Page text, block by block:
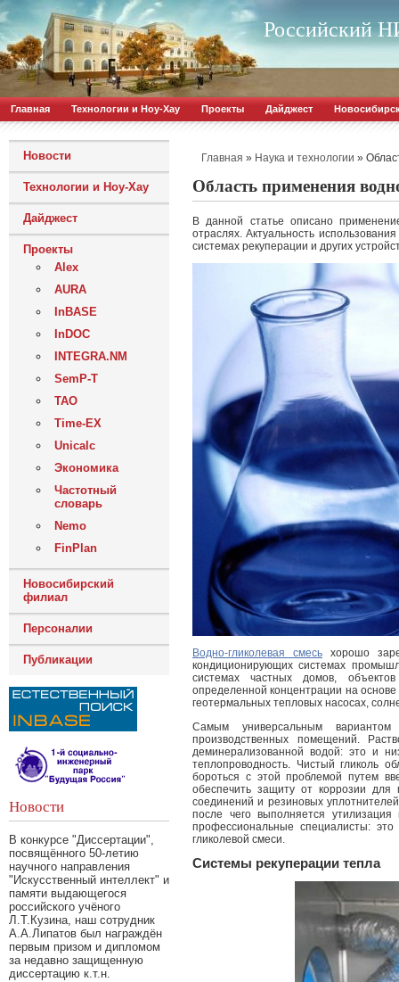
Российский
Главная Технологии и Ноу-Хау Проекты Дайджест
Новости
Технологии и Ноу-Хау
Дайджест
Проекты
Alex
AURA
InBASE
InDOC
INTEGRA.NM
SemP-T
ТАО
Time-EX
Unicalc
Экономика
Частотный
словарь
Nemo
FinPlan
Новосибирский
филиал
Персоналии
Публикации
Новости
В конкурсе "Диссертации",
посвящённого 50-летию
научного направления
"Искусственный интеллект" и
памяти выдающегося
российского учёного
Л.Т.Кузина, наш сотрудник
А.А.Липатов был награждён
первым призом и дипломом
за недавно защищенную
диссертацию к.т.н.
Главная » Наука и технологии »
Область применения
В данной статье описано
отраслях. Актуальность
системах рекуперации и других
Водно-гликолевая смесьхорошо
кондиционирующих системах
системах частных домов,
определенной концентрации на
геотермальных тепловых насосах,
Самым универсальным
производственных помещений.
деминерализованной водой: это и
теплопроводность. Чистый гликоль
бороться с этой проблемой путем
обеспечить защиту от коррозии для
соединений и резиновых
после чего выполняется
профессиональные специалисты:
гликолевой смеси.
Системы рекуперации тепла